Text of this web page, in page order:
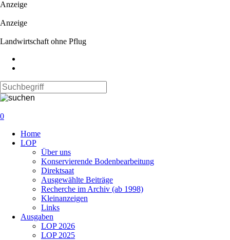
Anzeige
Anzeige
Landwirtschaft ohne Pflug
0
überspringen
Home
LOP
Über uns
Konservierende Bodenbearbeitung
Direktsaat
Ausgewählte Beiträge
Recherche im Archiv (ab 1998)
Kleinanzeigen
Links
Ausgaben
LOP 2026
LOP 2025